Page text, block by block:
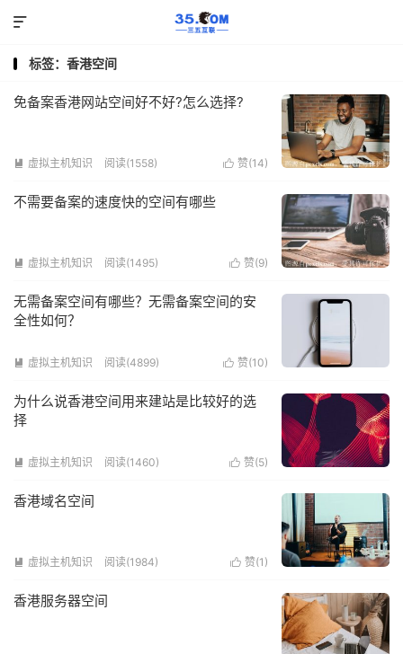

标签：香港空间
免备案香港网站空间好不好?怎么选择?
 虚拟主机知识 阅读(1558)  赞(14)
不需要备案的速度快的空间有哪些
 虚拟主机知识 阅读(1495)  赞(9)
无需备案空间有哪些？无需备案空间的安
全性如何？
 虚拟主机知识 阅读(4899)  赞(10)
为什么说香港空间用来建站是比较好的选
择
 虚拟主机知识 阅读(1460)  赞(5)
香港域名空间
 虚拟主机知识 阅读(1984)  赞(1 )
香港服务器空间